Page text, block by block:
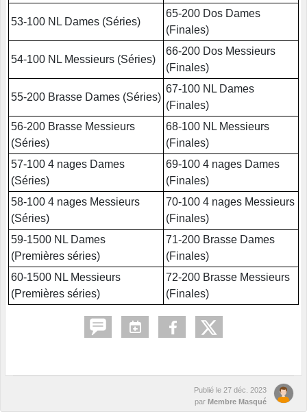
53-100 NL Dames (Séries)
65-200 Dos Dames
(Finales)
54-100 NL Messieurs (Séries)
66-200 Dos Messieurs
(Finales)
55-200 Brasse Dames (Séries)
67-100 NL Dames
(Finales)
56-200 Brasse Messieurs
(Séries)
68-100 NL Messieurs
(Finales)
57-100 4 nages Dames
(Séries)
69-100 4 nages Dames
(Finales)
58-100 4 nages Messieurs
(Séries)
70-100 4 nages Messieurs
(Finales)
59-1500 NL Dames
(Premières séries)
71-200 Brasse Dames
(Finales)
60-1500 NL Messieurs
(Premières séries)
72-200 Brasse Messieurs
(Finales)
Publié le 27 déc. 2023
par Membre Masqué